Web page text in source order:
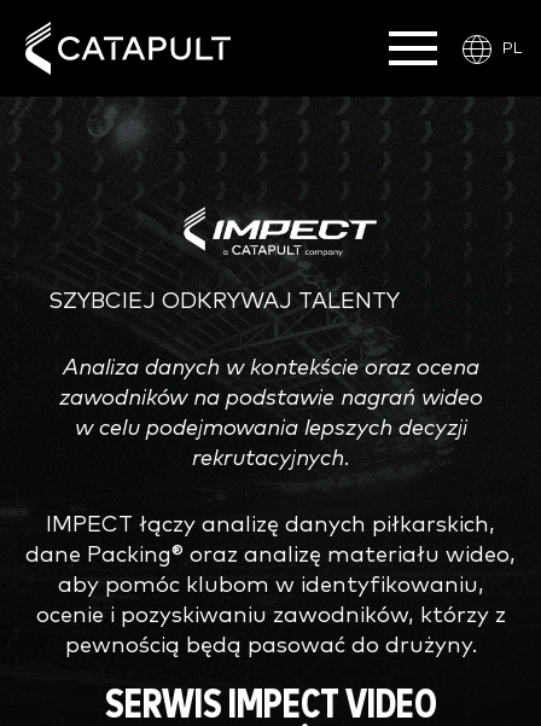
PL
SZYBCIEJ ODKRYWAJ TALENTY
Analiza danych w kontekście oraz ocena
zawodników na podstawie nagrań wideo
w celu podejmowania lepszych decyzji
rekrutacyjnych.
IMPECT łączy analizę danych piłkarskich,
dane Packing® oraz analizę materiału wideo,
aby pomóc klubom w identyfikowaniu,
ocenie i pozyskiwaniu zawodników, którzy z
pewnością będą pasować do drużyny.
SERWIS IMPECT VIDEO